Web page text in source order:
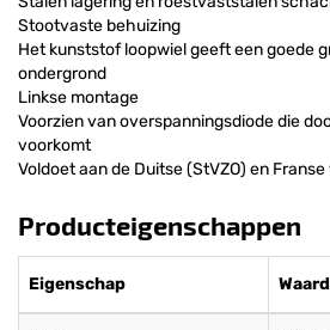
Stootvaste behuizing
Het kunststof loopwiel geeft een goede
ondergrond
Linkse montage
Voorzien van overspanningsdiode die
voorkomt
Voldoet aan de Duitse (StVZO) en
Producteigenschappen
Eigenschap